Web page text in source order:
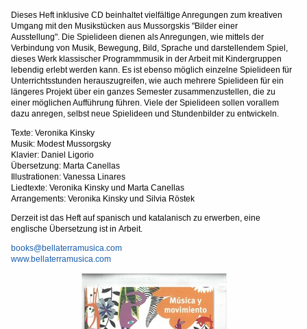
Dieses Heft inklusive CD beinhaltet vielfältige Anregungen zum kreativen
Umgang mit den Musikstücken aus Mussorgskis "Bilder einer
Ausstellung". Die Spielideen dienen als Anregungen, wie mittels der
Verbindung von Musik, Bewegung, Bild, Sprache und darstellendem Spiel,
dieses Werk klassischer Programmmusik in der Arbeit mit Kindergruppen
lebendig erlebt werden kann. Es ist ebenso möglich einzelne Spielideen für
Unterrichtsstunden herauszugreifen, wie auch mehrere Spielideen für ein
längeres Projekt über ein ganzes Semester zusammenzustellen, die zu
einer möglichen Aufführung führen. Viele der Spielideen sollen vorallem
dazu anregen, selbst neue Spielideen und Stundenbilder zu entwickeln.
Texte: Veronika Kinsky
Musik: Modest Mussorgsky
Klavier: Daniel Ligorio
Übersetzung: Marta Canellas
Illustrationen: Vanessa Linares
Liedtexte: Veronika Kinsky und Marta Canellas
Arrangements: Veronika Kinsky und Silvia Röstek
Derzeit ist das Heft auf spanisch und katalanisch zu erwerben, eine
englische Übersetzung ist in Arbeit.
books@bellaterramusica.com
www.bellaterramusica.com